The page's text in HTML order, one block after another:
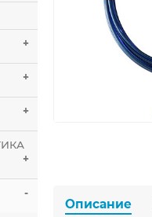
+
+
+
+
-
Описание